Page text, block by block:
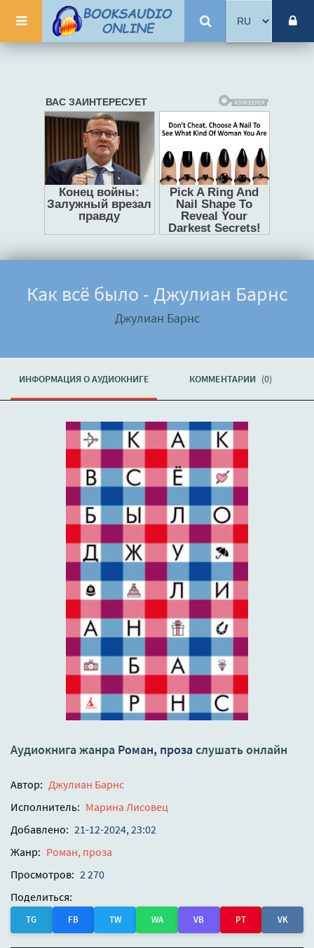
Как всё было - Джулиан Барнс
Джулиан Барнс
ИНФОРМАЦИЯ О АУДИОКНИГЕ КОММЕНТАРИИ (0)
Аудиокнига жанра Роман, прозаслушать онлайн
Автор: Джулиан Барнс
Исполнитель: Марина Лисовец
Добавлено: 21-12-2024, 23:02
Жанр: Роман, проза
Просмотров: 2 270
Поделиться:
TG FB TW WA VB PT VK